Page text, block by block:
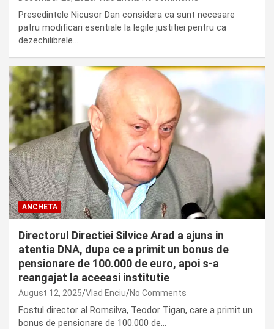
Presedintele Nicusor Dan considera ca sunt necesare
patru modificari esentiale la legile justitiei pentru ca
dezechilibrele…
ANCHETA
Directorul Directiei Silvice Arad a ajuns in
atentia DNA, dupa ce a primit un bonus de
pensionare de 100.000 de euro, apoi s-a
reangajat la aceeasi institutie
August 12, 2025 Vlad Enciu No Comments
Fostul director al Romsilva, Teodor Tigan, care a primit un
bonus de pensionare de 100.000 de…